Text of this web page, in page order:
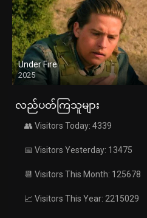
Under Fire
2025
လည်ပတ်ကြသူများ
👥 Visitors Today: 4339
📅 Visitors Yesterday: 13475
📆 Visitors This Month: 125678
📈 Visitors This Year: 2215029